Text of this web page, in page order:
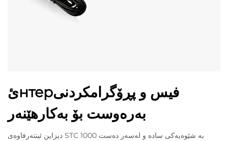
ئнтерفیس و پڕۆگرامکردنی
بەرەوست بۆ بەکارهێنەر
دیزاین ئینتەرفاوەی STC 1000 بە شێوەیەکی سادە و لەسەر دەست